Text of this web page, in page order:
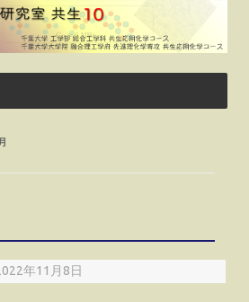
年11月8日